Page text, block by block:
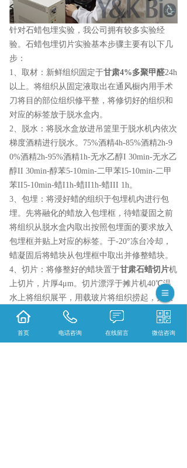
针对石蜡包埋实验，我公司拥有较多实验经
验。石蜡包埋切片实验基本步骤主要有以下几
步：
1、取材：新鲜组织固定于甘肃4%多聚甲醛24h
以上。将组织从固定液取出在通风橱内用手术
刀将目的部位组织修平整，将修切好的组织和
对应的标签放于脱水盒内。
2、脱水：将脱水盒放进吊篮里于脱水机内依次
梯度酒精进行脱水。75%酒精4h-85%酒精2h-9
0%酒精2h-95%酒精1h-无水乙醇I 30min-无水乙
醇II 30min-醇苯5-10min-二甲苯I5-10min-二甲
苯II5-10min-蜡I1h-蜡II1h-蜡III 1h。
3、包埋：将浸好蜡的组织于包埋机内进行包
埋。先将融化的蜡放入包埋框，待蜡凝固之前
将组织从脱水盒内取出按照包埋面的要求放入
包埋框并贴上对应的标签。于-20°冻台冷却，
蜡凝固后将蜡块从包埋框中取出并修整蜡块。
4、切片：将修整好的蜡块置于甘肃石蜡切片机
上切片，片厚4μm。切片漂浮于摊片机40℃温
水上将组织展平，用载玻片将组织捞起，并放
进60℃烘箱内烤片。待水烤干蜡烤化后取出常
温保存备用。
首页 电话咨询 在线留言 微信咨询